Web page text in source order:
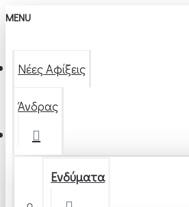
MENU
Νέες Αφίξεις
Άνδρας
Ενδύματα